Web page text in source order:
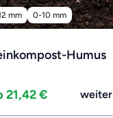
mm 0-10 mm
Humus
21,42 € weiter